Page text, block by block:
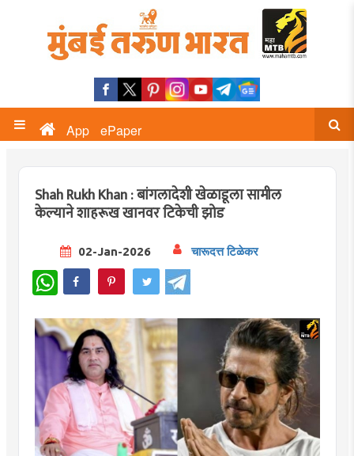
App ePaper
Shah Rukh Khan : बांगलादेशी खेळाडूला सामील
केल्याने शाहरूख खानवर टिकेची झोड
02-Jan-2026 चारूदत्त टिळेकर
WhatsApp